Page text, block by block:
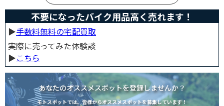
不要になったバイク用品高く売れます！
▶︎手数料無料の宅配買取
実際に売ってみた体験談
▶︎こちら
あなたのオススメスポットを登録しませんか？
モトスポットでは、皆様からオススメスポットを募集しています！